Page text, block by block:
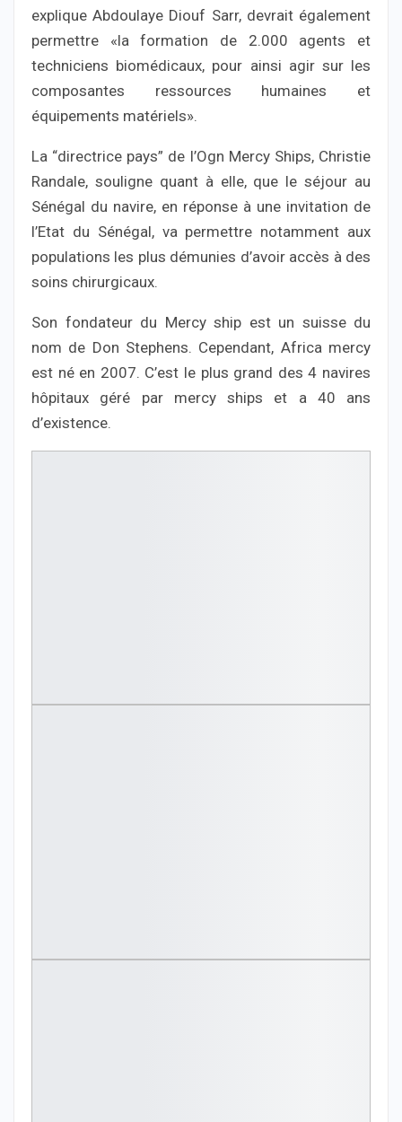
explique Abdoulaye Diouf Sarr, devrait également
permettre «la formation de 2.000 agents et
techniciens biomédicaux, pour ainsi agir sur les
composantes ressources humaines et
équipements matériels».
La “directrice pays” de l’Ogn Mercy Ships, Christie
Randale, souligne quant à elle, que le séjour au
Sénégal du navire, en réponse à une invitation de
l’Etat du Sénégal, va permettre notamment aux
populations les plus démunies d’avoir accès à des
soins chirurgicaux.
Son fondateur du Mercy ship est un suisse du
nom de Don Stephens. Cependant, Africa mercy
est né en 2007. C’est le plus grand des 4 navires
hôpitaux géré par mercy ships et a 40 ans
d’existence.